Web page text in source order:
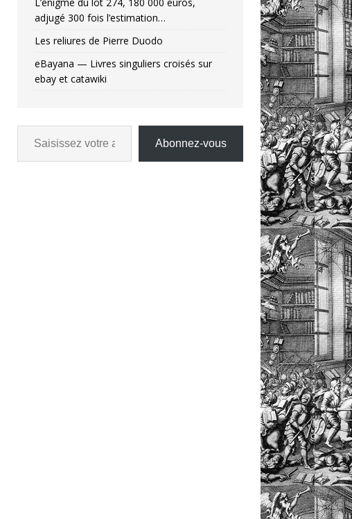
adjugé 300 fois l’estimation…
Les reliures de Pierre Duodo
eBayana — Livres singuliers croisés sur
ebay et catawiki
Abonnez-vous